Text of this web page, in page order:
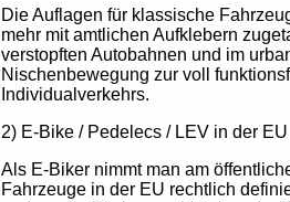
Die Auflagen für klassische
mehr mit amtlichen Aufklebern
verstopften Autobahnen und im
Nischenbewegung zur voll
Individualverkehrs.
2) E-Bike / Pedelecs / LEV in der EU
Als E-Biker nimmt man am
Fahrzeuge in der EU rechtlich